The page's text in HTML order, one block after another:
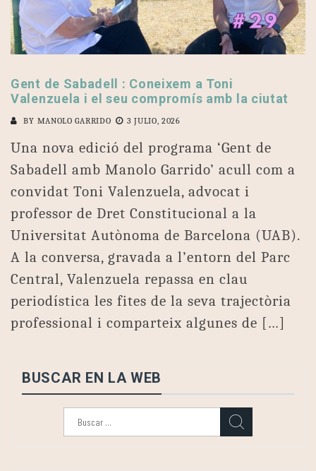
Gent de Sabadell : Coneixem a Toni
Valenzuela i el seu compromís amb la ciutat
BY MANOLO GARRIDO 3 JULIO, 2026
Una nova edició del programa ‘Gent de
Sabadell amb Manolo Garrido’ acull com a
convidat Toni Valenzuela, advocat i
professor de Dret Constitucional a la
Universitat Autònoma de Barcelona (UAB).
A la conversa, gravada a l’entorn del Parc
Central, Valenzuela repassa en clau
periodística les fites de la seva trajectòria
professional i comparteix algunes de […]
BUSCAR EN LA WEB